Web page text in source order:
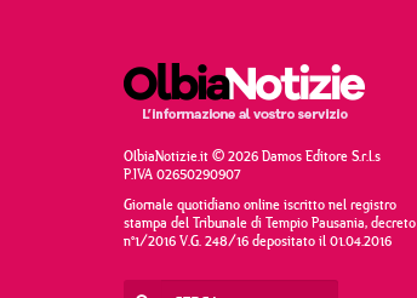
OlbiaNotizie.it © 2026 Damos Editore S.r.l.s
P.IVA 02650290907
Giornale quotidiano online iscritto nel registro
stampa del Tribunale di Tempio Pausania, decreto
n°1/2016 V.G. 248/16 depositato il 01.04.2016